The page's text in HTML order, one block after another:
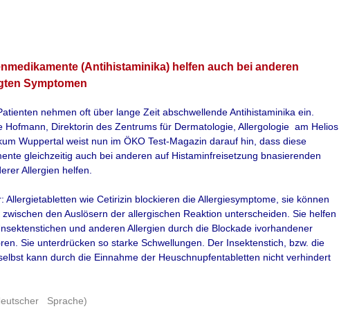
(Antihistaminika) helfen auch bei anderen
Symptomen
nehmen oft über lange Zeit abschwellende Antihistaminika ein.
Hofmann, Direktorin des Zentrums für Dermatologie, Allergologie am Helios
Wuppertal weist nun im ÖKO Test-Magazin darauf hin, dass diese
gleichzeitig auch bei anderen auf Histaminfreisetzung bnasierenden
Allergien helfen.
Allergietabletten wie Cetirizin blockieren die Allergiesymptome, sie können
den Auslösern der allergischen Reaktion unterscheiden. Sie helfen
und anderen Allergien durch die Blockade ivorhandener
Sie unterdrücken so starke Schwellungen. Der Insektenstich, bzw. die
kann durch die Einnahme der Heuschnupfentabletten nicht verhindert
Sprache)